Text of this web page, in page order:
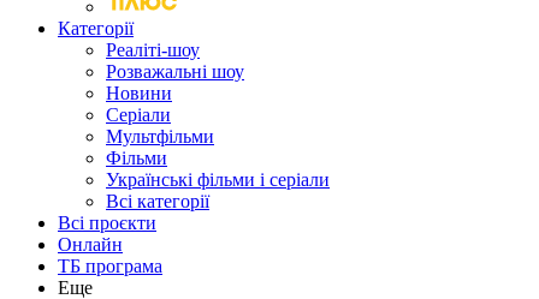
Категорії
Реаліті-шоу
Розважальні шоу
Новини
Серіали
Мультфільми
Фільми
Українські фільми і серіали
Всі категорії
Всі проєкти
Онлайн
ТБ програма
Еще